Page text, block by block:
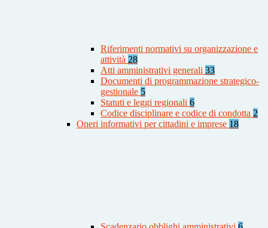
Riferimenti normativi su organizzazione e
attività 28
Atti amministrativi generali 33
Documenti di programmazione strategico-
gestionale 5
Statuti e leggi regionali 6
Codice disciplinare e codice di condotta 2
Oneri informativi per cittadini e imprese 18